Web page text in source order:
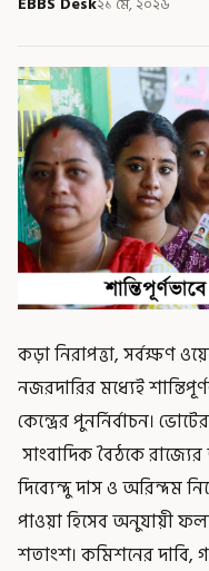
কড়া নিরাপত্তা, সর্বক্ষণ
নজরদারির মধ্যেই
কেন্দ্রের পুনর্নির্বাচন।
সাংবাদিক বৈঠকে
দিব্যেন্দু দাস ও অরিন্দম
পাওয়া হিসেব অনুযায়ী
শতাংশ। কমিশনের দাবি,